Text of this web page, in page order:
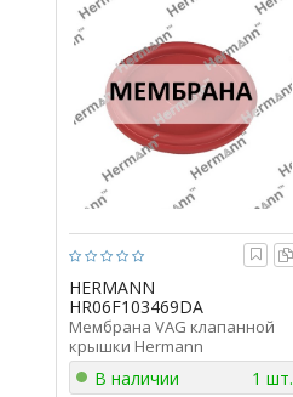
HERMANN
HR06F103469DA
Мембрана VAG клапанной
крышки Hermann
HR06F103469DA аналог
06F103469D
В наличии 1 шт.